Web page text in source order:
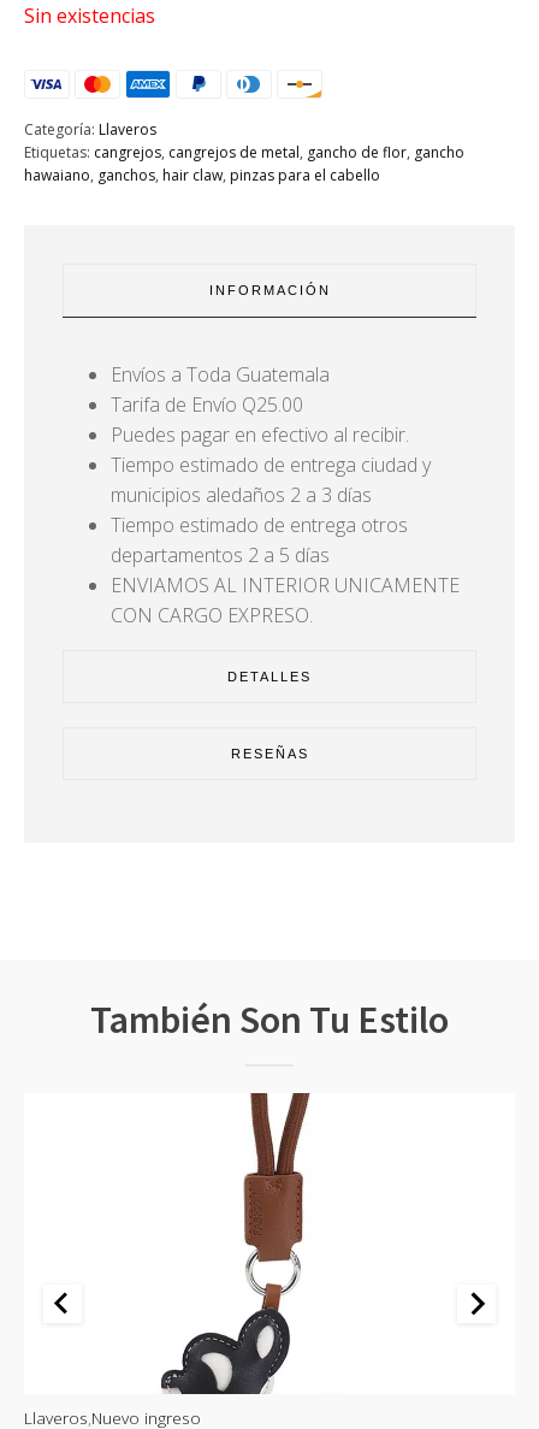
Sin existencias
Categoría: Llaveros
Etiquetas: cangrejos, cangrejos de metal, gancho de flor, gancho
hawaiano, ganchos, hair claw, pinzas para el cabello
INFORMACIÓN
Envíos a Toda Guatemala
Tarifa de Envío Q25.00
Puedes pagar en efectivo al recibir.
Tiempo estimado de entrega ciudad y
municipios aledaños 2 a 3 días
Tiempo estimado de entrega otros
departamentos 2 a 5 días
ENVIAMOS AL INTERIOR UNICAMENTE
CON CARGO EXPRESO.
DETALLES
RESEÑAS
También Son Tu Estilo
Llaveros,Nuevo ingreso